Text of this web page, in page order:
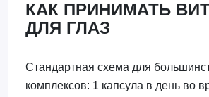
КАК ПРИНИМАТЬ
ДЛЯ ГЛАЗ
Стандартная схема для
комплексов: 1 капсула в день во